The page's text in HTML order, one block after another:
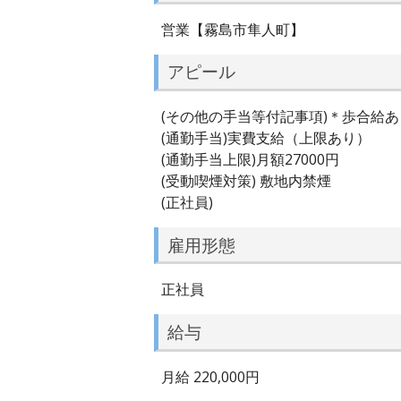
営業【霧島市隼人町】
アピール
(その他の手当等付記事項)＊歩合給
(通勤手当)実費支給（上限あり）
(通勤手当上限)月額27000円
(受動喫煙対策) 敷地内禁煙
(正社員)
雇用形態
正社員
給与
月給 220,000円